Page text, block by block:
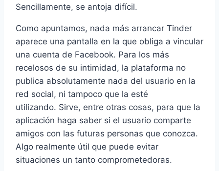
Sencillamente, se antoja difícil.
Como apuntamos, nada más arrancar Tinder
aparece una pantalla en la que obliga a vincular
una cuenta de Facebook. Para los más
recelosos de su intimidad, la plataforma no
publica absolutamente nada del usuario en la
red social, ni tampoco que la esté
utilizando. Sirve, entre otras cosas, para que la
aplicación haga saber si el usuario comparte
amigos con las futuras personas que conozca.
Algo realmente útil que puede evitar
situaciones un tanto comprometedoras.